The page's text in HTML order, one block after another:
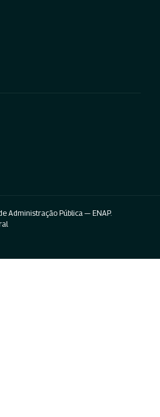
Administração Pública — ENAP.